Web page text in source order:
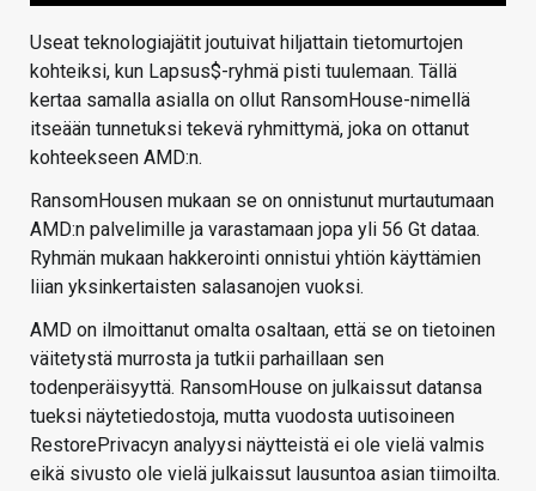
Useat teknologiajätit joutuivat hiljattain tietomurtojen
kohteiksi, kun Lapsus$-ryhmä pisti tuulemaan. Tällä
kertaa samalla asialla on ollut RansomHouse-nimellä
itseään tunnetuksi tekevä ryhmittymä, joka on ottanut
kohteekseen AMD:n.
RansomHousen mukaan se on onnistunut murtautumaan
AMD:n palvelimille ja varastamaan jopa yli 56 Gt dataa.
Ryhmän mukaan hakkerointi onnistui yhtiön käyttämien
liian yksinkertaisten salasanojen vuoksi.
AMD on ilmoittanut omalta osaltaan, että se on tietoinen
väitetystä murrosta ja tutkii parhaillaan sen
todenperäisyyttä. RansomHouse on julkaissut datansa
tueksi näytetiedostoja, mutta vuodosta uutisoineen
RestorePrivacyn analyysi näytteistä ei ole vielä valmis
eikä sivusto ole vielä julkaissut lausuntoa asian tiimoilta.